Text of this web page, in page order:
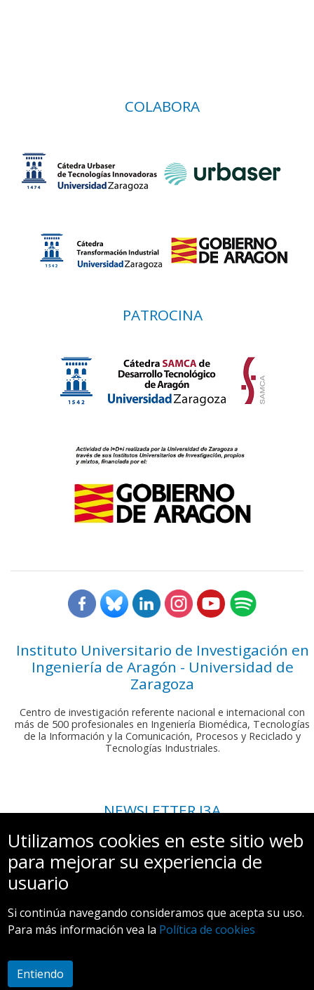
COLABORA
PATROCINA
Instituto Universitario de Investigación en
Ingeniería de Aragón - Universidad de
Zaragoza
Centro de investigación referente nacional e internacional con
más de 500 profesionales en Ingeniería Biomédica, Tecnologías
de la Información y la Comunicación, Procesos y Reciclado y
Tecnologías Industriales.
NEWSLETTER I3A
Si deseas recibir nuestro boletín mensual, envíanos un correo a:
comunicacion.i3a@unizar.es
Utilizamos cookies en este sitio web
para mejorar su experiencia de
usuario
Si continúa navegando consideramos que acepta su uso.
Para más información vea la Política de cookies
Entiendo